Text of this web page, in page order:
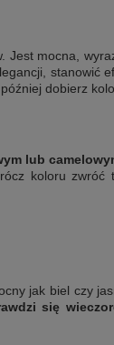
Jest mocna,
stanowić
dobierz
lub
koloru zwróć
jak biel czy
się